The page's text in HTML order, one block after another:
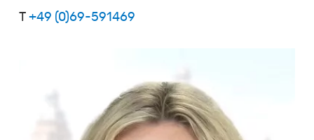
T +49 (0)69-591469